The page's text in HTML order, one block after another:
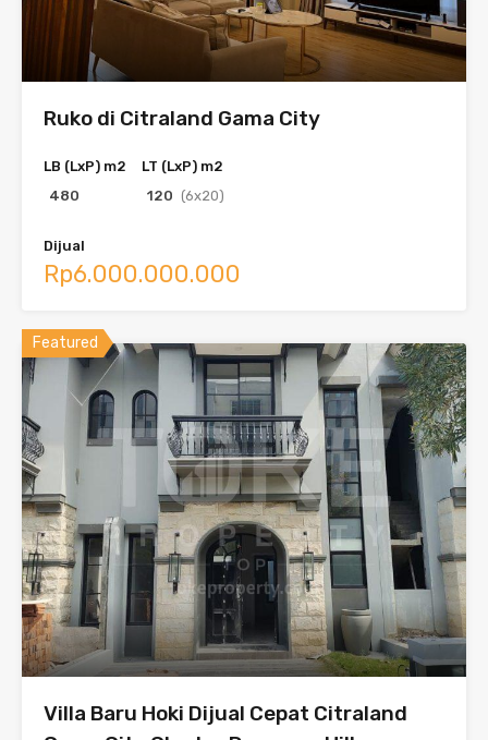
Ruko di Citraland Gama City
LB (LxP) m2
480
LT (LxP) m2
120 (6x20)
Dijual
Rp6.000.000.000
Featured
Villa Baru Hoki Dijual Cepat Citraland